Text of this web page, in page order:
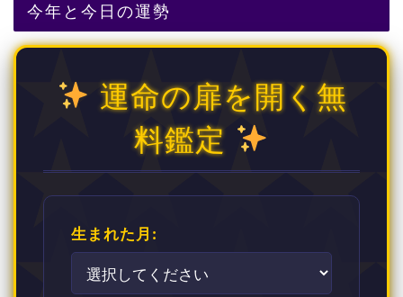
今年と今日の運勢
運命の扉を開く無
料鑑定
生まれた月: